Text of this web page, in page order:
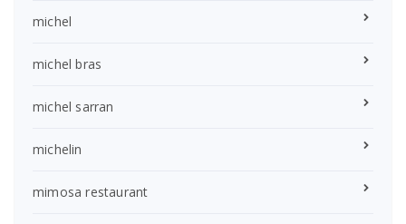
michel
michel bras
michel sarran
michelin
mimosa restaurant